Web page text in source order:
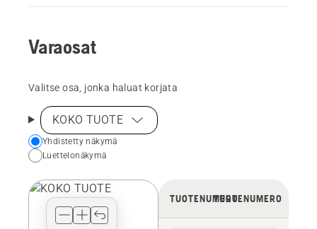
Varaosat
Valitse osa, jonka haluat korjata
KOKO TUOTE
Choose
your
view
Yhdistetty näkymä
Luettelonäkymä
TUOTENUMEROTUOTENUMERO